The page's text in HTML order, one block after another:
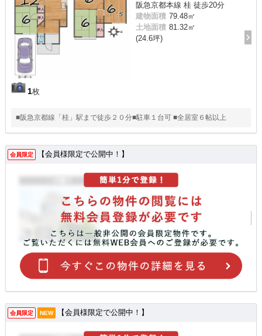
1枚
阪急京都本線 桂 徒歩20分
建物面積 79.48㎡
土地面積 81.32㎡
(24.6坪)
■阪急京都線「桂」駅まで徒歩２０分■駐車１台可 ■全居室６帖以上
会員限定 【会員様限定で公開中！】
会員限定 NEW 【会員様限定で公開中！】